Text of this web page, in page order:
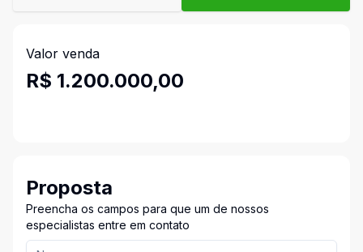
Valor venda
R$ 1.200.000,00
Proposta
Preencha os campos para que um de nossos
especialistas entre em contato